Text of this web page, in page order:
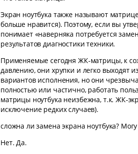
Экран ноутбука также называют
больше нравится). Поэтому, если вы
понимает «наверняка потребуется
результатов диагностики техники.
Применяемые сегодня ЖК-матрицы, к
давлению, они хрупки и легко выходят
вариантов исполнения, но они
полностью или частично, работать
матрицы ноутбука неизбежна, т.к. ЖК-
исключение редких случаев).
сложна ли замена экрана ноутбука?
Нет. Да.